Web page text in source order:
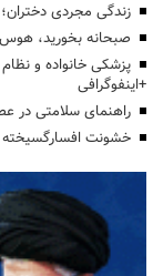
زندگی مجردی
صبحانه بخورید،
پزشکی خانواده و
+اینفوگرافی
راهنمای سلامتی در
خشونت